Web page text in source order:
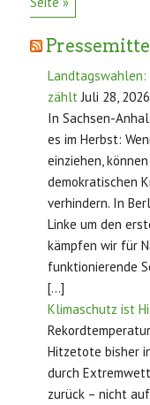
Landtagswahlen:
zählt Juli 28, 2026
In Sachsen-
es im Herbst:
einziehen,
demokratischen
verhindern. In
Linke um den
kämpfen wir für
funktionierende
[…]
Klimaschutz ist
Hitzetote bisher
durch
zurück – nicht